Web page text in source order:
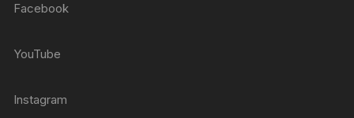
Facebook
YouTube
Instagram